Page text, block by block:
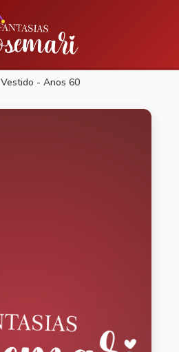
Vestido - Anos 60